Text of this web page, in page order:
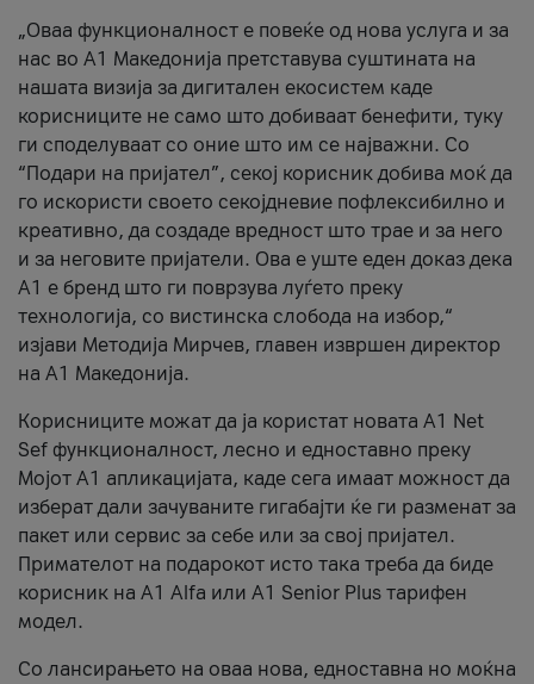
„Оваа функционалност е повеќе од нова услуга и за
нас во А1 Македонија претставува суштината на
нашата визија за дигитален екосистем каде
корисниците не само што добиваат бенефити, туку
ги споделуваат со оние што им се најважни. Со
“Подари на пријател”, секој корисник добива моќ да
го искористи своето секојдневие пофлексибилно и
креативно, да создаде вредност што трае и за него
и за неговите пријатели. Ова е уште еден доказ дека
А1 е бренд што ги поврзува луѓето преку
технологија, со вистинска слобода на избор,“
изјави Методија Мирчев, главен извршен директор
на А1 Македонија.
Корисниците можат да ја користат новата А1 Net
Sef функционалност, лесно и едноставно преку
Мојот А1 апликацијата, каде сега имаат можност да
изберат дали зачуваните гигабајти ќе ги разменат за
пакет или сервис за себе или за свој пријател.
Примателот на подарокот исто така треба да биде
корисник на А1 Alfa или A1 Senior Plus тарифен
модел.
Со лансирањето на оваа нова, едноставна но моќна